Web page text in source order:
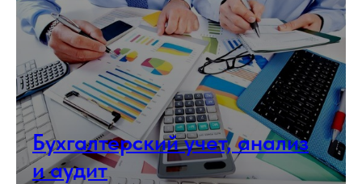
Бухгалтерский учет, анализ
и аудит